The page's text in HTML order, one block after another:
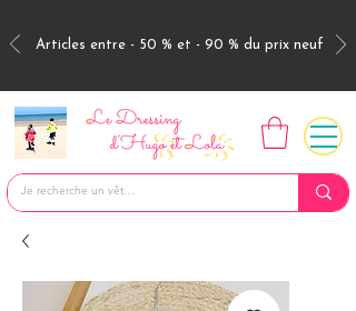
Articles entre - 50 % et - 90 % du prix neuf